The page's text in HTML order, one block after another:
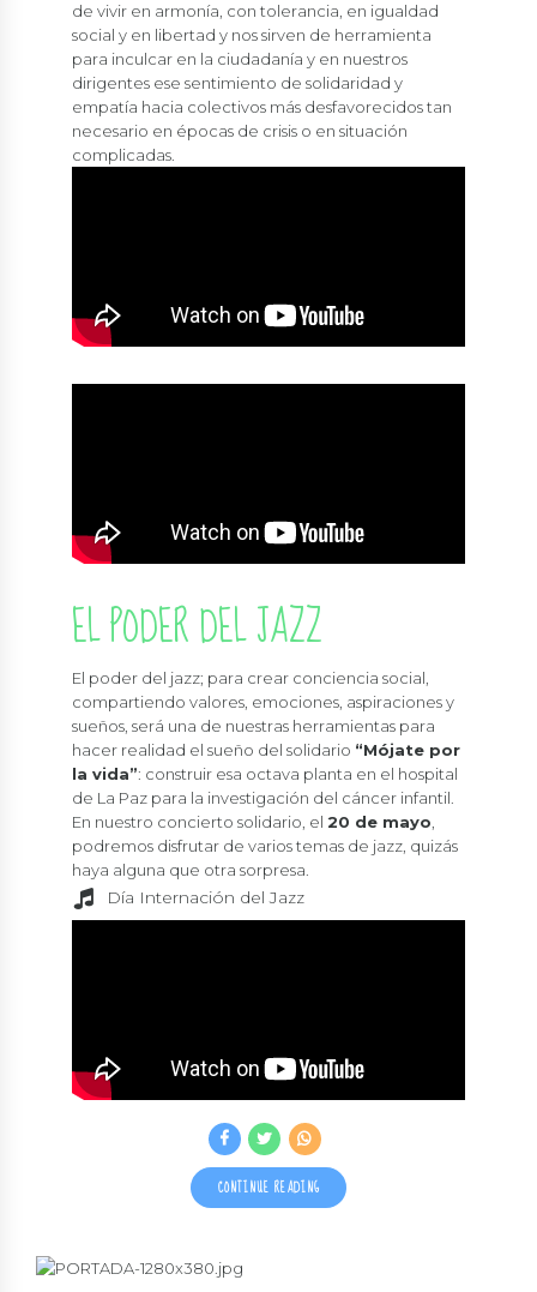
de vivir en armonía, con tolerancia, en igualdad
social y en libertad y nos sirven de herramienta
para inculcar en la ciudadanía y en nuestros
dirigentes ese sentimiento de solidaridad y
empatía hacia colectivos más desfavorecidos tan
necesario en épocas de crisis o en situación
complicadas.
EL PODER DEL JAZZ
El poder del jazz; para crear conciencia social,
compartiendo valores, emociones, aspiraciones y
sueños, será una de nuestras herramientas para
hacer realidad el sueño del solidario “Mójate por
la vida”: construir esa octava planta en el hospital
de La Paz para la investigación del cáncer infantil.
En nuestro concierto solidario, el 20 de mayo
podremos disfrutar de varios temas de jazz, quizás
haya alguna que otra sorpresa.
Día Internación del Jazz
CONTINUE READING